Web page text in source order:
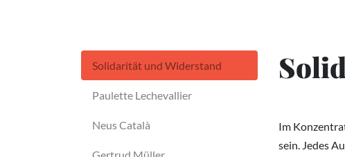
Solidarität und Widerstand
Paulette Lechevallier
Neus Català
Im
sein. Jedes